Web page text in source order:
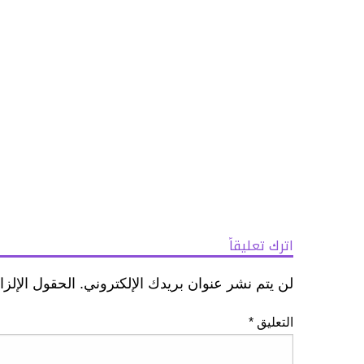
اترك تعليقاً
لن يتم نشر عنوان بريدك الإلكتروني. الحقول
التعليق *